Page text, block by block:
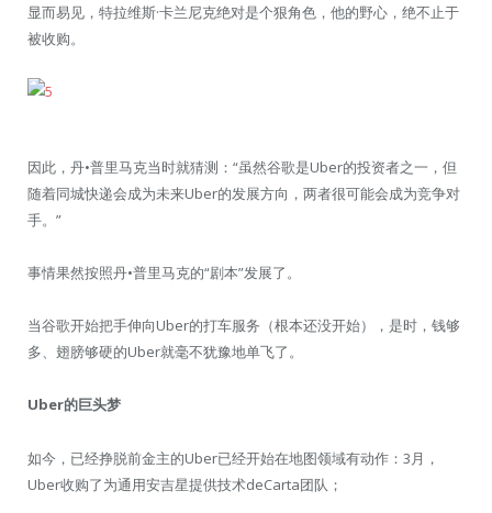
显而易见，特拉维斯·卡兰尼克绝对是个狠角色，他的野心，绝不止于
被收购。
因此，丹•普里马克当时就猜测：“虽然谷歌是Uber的投资者之一，但
随着同城快递会成为未来Uber的发展方向，两者很可能会成为竞争对
手。”
事情果然按照丹•普里马克的“剧本”发展了。
当谷歌开始把手伸向Uber的打车服务（根本还没开始），是时，钱够
多、翅膀够硬的Uber就毫不犹豫地单飞了。
Uber的巨头梦
如今，已经挣脱前金主的Uber已经开始在地图领域有动作：3月，
Uber收购了为通用安吉星提供技术deCarta团队；